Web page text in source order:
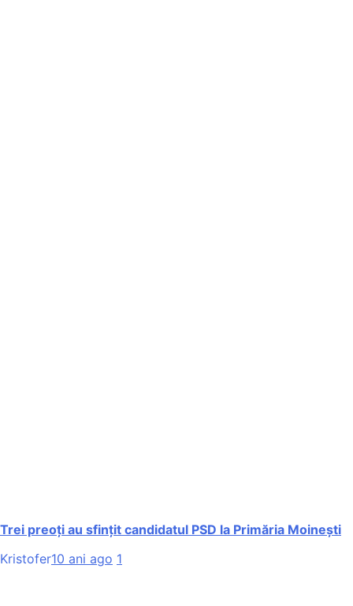
Trei preoți au sfințit candidatul PSD la Primăria Moinești
Kristofer10 ani ago 1